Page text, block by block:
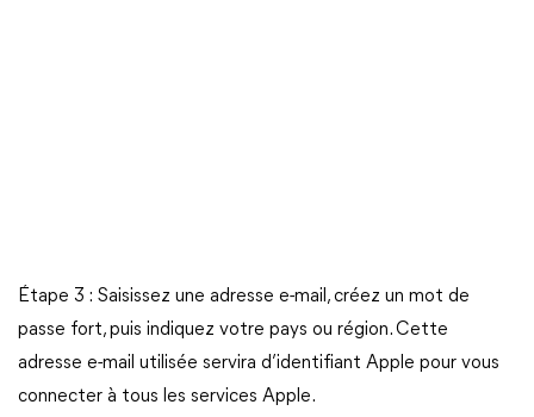
Étape 3 : Saisissez une adresse e-mail, créez un mot de
passe fort, puis indiquez votre pays ou région. Cette
adresse e-mail utilisée servira d’identifiant Apple pour vous
connecter à tous les services Apple.